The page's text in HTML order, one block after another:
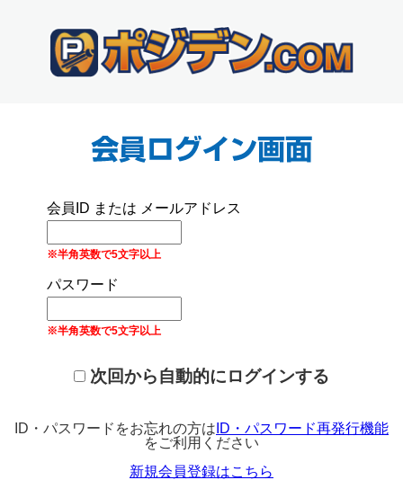
会員ID または メールアドレス
※半角英数で5文字以上
パスワード
※半角英数で5文字以上
次回から自動的にログインする
ID・パスワードをお忘れの方は ID・パスワード再発行機能
をご利用ください
新規会員登録はこちら